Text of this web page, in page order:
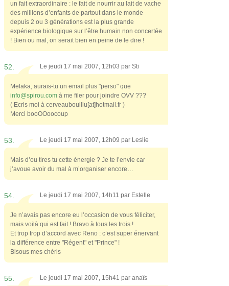
un fait extraordinaire : le fait de nourrir au lait de vache
des millions d’enfants de partout dans le monde
depuis 2 ou 3 générations est la plus grande
expérience biologique sur l’être humain non concertée
! Bien ou mal, on serait bien en peine de le dire !
52. Le jeudi 17 mai 2007, 12h03 par Sti
Melaka, aurais-tu un email plus "perso" que
info@spirou.com à me filer pour joindre OVV ???
( Ecris moi à cerveaubouillu[at]hotmail.fr )
Merci booOOoocoup
53. Le jeudi 17 mai 2007, 12h09 par Leslie
Mais d’ou tires tu cette énergie ? Je te l’envie car
j’avoue avoir du mal à m’organiser encore…
54. Le jeudi 17 mai 2007, 14h11 par Estelle
Je n’avais pas encore eu l’occasion de vous féliciter,
mais voilà qui est fait ! Bravo à tous les trois !
Et trop trop d’accord avec Reno : c’est super énervant
la différence entre "Régent" et "Prince" !
Bisous mes chéris
55. Le jeudi 17 mai 2007, 15h41 par anaïs